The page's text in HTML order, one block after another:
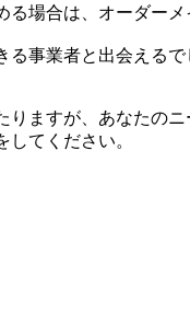
る場合は、オーダー
事業者と出会えるで
ますが、あなたのニ
てください。